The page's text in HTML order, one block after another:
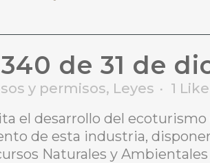
de 31 de
y permisos, Leyes 1 Like
el desarrollo del
de esta industria,
Naturales y